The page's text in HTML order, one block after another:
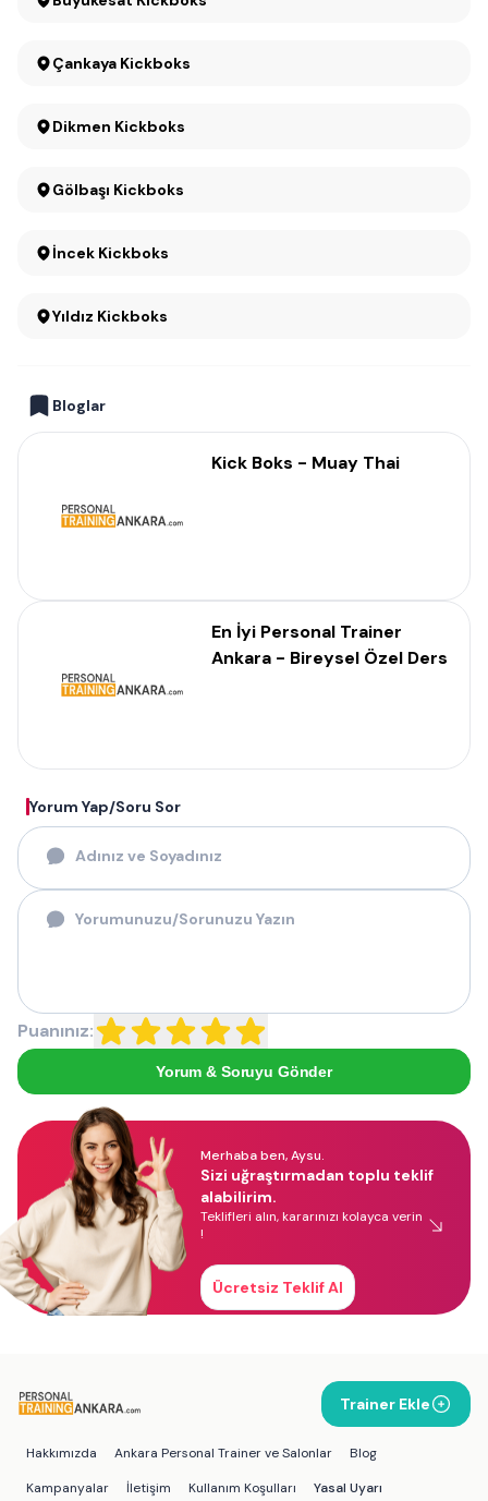
Çankaya Kickboks
Dikmen Kickboks
Gölbaşı Kickboks
İncek Kickboks
Yıldız Kickboks
Bloglar
Kick Boks - Muay Thai
En İyi Personal Trainer
Ankara - Bireysel Özel Ders
Yorum Yap/Soru Sor
Puanınız:
Yorum & Soruyu Gönder
Merhaba ben, Aysu.
Sizi uğraştırmadan toplu teklif
alabilirim.
Teklifleri alın, kararınızı kolayca verin
!
Ücretsiz Teklif Al
Trainer Ekle
Hakkımızda Ankara Personal Trainer ve Salonlar
Blog
Kampanyalar
İletişim Kullanım Koşulları Yasal Uyarı